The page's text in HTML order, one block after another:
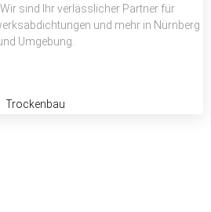
sind Ihr verlässlicher Partner für
und mehr in Nürnberg
Umgebung.
Trockenbau